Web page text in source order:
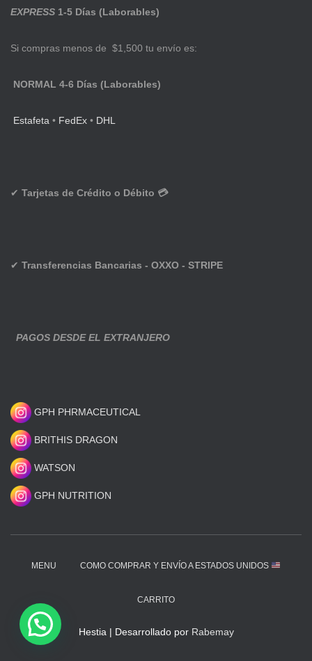
EXPRESS 1-5 Días (Laborables)
Si compras menos de $1,500 tu envío es:
NORMAL 4-6 Días (Laborables)
Estafeta • FedEx • DHL
✔ Tarjetas de Crédito o Débito 💳
✔ Transferencias Bancarias - OXXO - STRIPE
PAGOS DESDE EL EXTRANJERO
GPH PHRMACEUTICAL
BRITHIS DRAGON
WATSON
GPH NUTRITION
MENU COMO COMPRAR Y ENVÍO A ESTADOS UNIDOS
CARRITO
Hestia | Desarrollado por Rabemay